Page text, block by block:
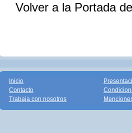
Volver a la Portada de
Inicio
Contacto
Trabaja con nosotros